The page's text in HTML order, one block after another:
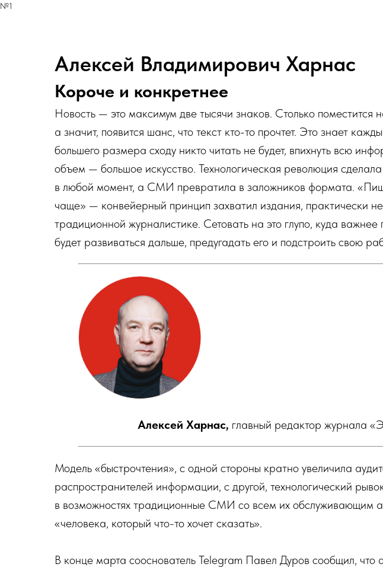
№1
Алексей Владимирович Харнас
Короче и конкретнее
Новость — это максимум две тысячи знаков. Столько поместится
а значит, появится шанс, что текст кто-то прочтет. Это знает
большего размера сходу никто читать не будет, впихнуть всю
объем — большое искусство. Технологическая революция
в любой момент, а СМИ превратила в заложников формата.
чаще» — конвейерный принцип захватил издания, практически
традиционной журналистике. Сетовать на это глупо, куда важнее
будет развиваться дальше, предугадать его и подстроить свою
Алексей Харнас, главный редактор журнала
Модель «быстрочтения», с одной стороны кратно увеличила
распространителей информации, с другой, технологический
в возможностях традиционные СМИ со всем их обслуживающим
«человека, который что-то хочет сказать».
В конце марта сооснователь Telegram Павел Дуров сообщил, что